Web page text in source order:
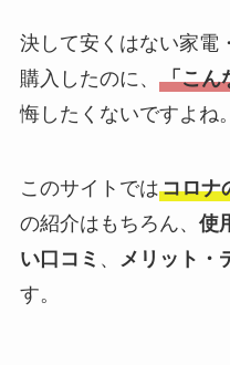
決して安くはない家電
購入したのに、 「こん
悔したくないですよね。
このサイトではコロナ
の紹介はもちろん、 使
い口コミ 、 メリット・
す。